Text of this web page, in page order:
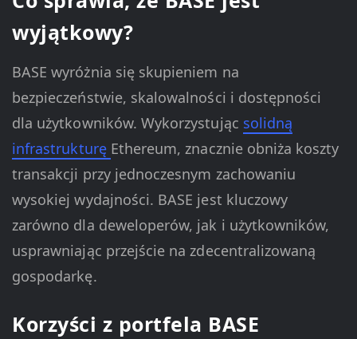
wyjątkowy?
BASE wyróżnia się skupieniem na
bezpieczeństwie, skalowalności i dostępności
dla użytkowników. Wykorzystując solidną
infrastrukturę Ethereum, znacznie obniża koszty
transakcji przy jednoczesnym zachowaniu
wysokiej wydajności. BASE jest kluczowy
zarówno dla deweloperów, jak i użytkowników,
usprawniając przejście na zdecentralizowaną
gospodarkę.
Korzyści z portfela BASE